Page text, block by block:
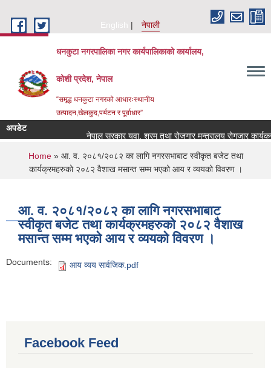
English
नेपाली
धनकुटा नगरपालिका नगर कार्यपालिकाको कार्यालय,
कोशी प्रदेश, नेपाल
“समृद्ध धनकुटा नगरको आधारःस्थानीय
उत्पादन,खेलकुद,पर्यटन र पूर्वाधार”
अपडेट
नेपाल सरकार युवा, श्रम तथा रोजगार मन्त्रालय रोगजार
You are here
Home» आ. व. २०८१/२०८२ का लागि नगरसभाबाट स्वीकृत बजेट तथा
कार्यक्रमहरुको २०८२ वैशाख मसान्त सम्म भएको आय र व्ययको विवरण ।
आ. व. २०८१/२०८२ का लागि नगरसभाबाट
स्वीकृत बजेट तथा कार्यक्रमहरुको २०८२ वैशाख
मसान्त सम्म भएको आय र व्ययको विवरण ।
Documents: आय व्यय सार्वजिक.pdf
Facebook Feed